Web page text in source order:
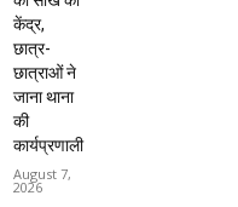
केंद्र,
छात्र-
छात्राओं ने
जाना थाना
की
कार्यप्रणाली
August 7,
2026